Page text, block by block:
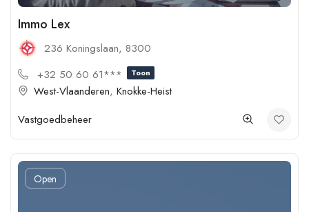
Immo Lex
236 Koningslaan, 8300
+32 50 60 61***
Toon
West-Vlaanderen, Knokke-Heist
Vastgoedbeheer
Open